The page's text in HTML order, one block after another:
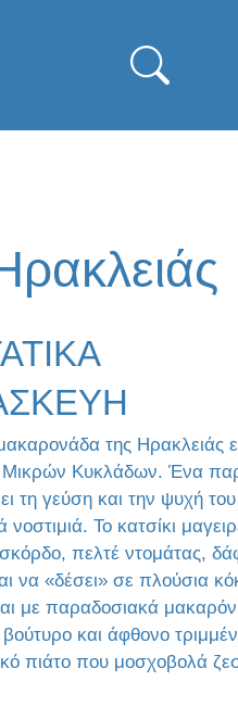
της Ηρακλειάς
Κυκλάδων. Ένα
τη γεύση και την ψυχή
νοστιμιά. Το κατσίκι
πελτέ ντομάτας,
να «δέσει» σε πλούσια
με παραδοσιακά
βούτυρο και άφθονο
πιάτο που μοσχοβολά